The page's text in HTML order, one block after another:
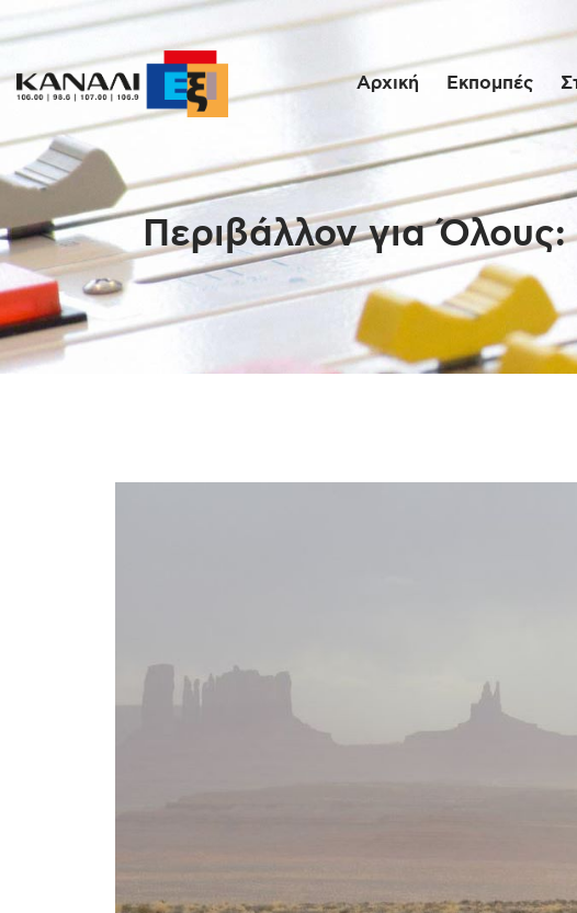
Αρχική Εκπομπές
Περιβάλλον για